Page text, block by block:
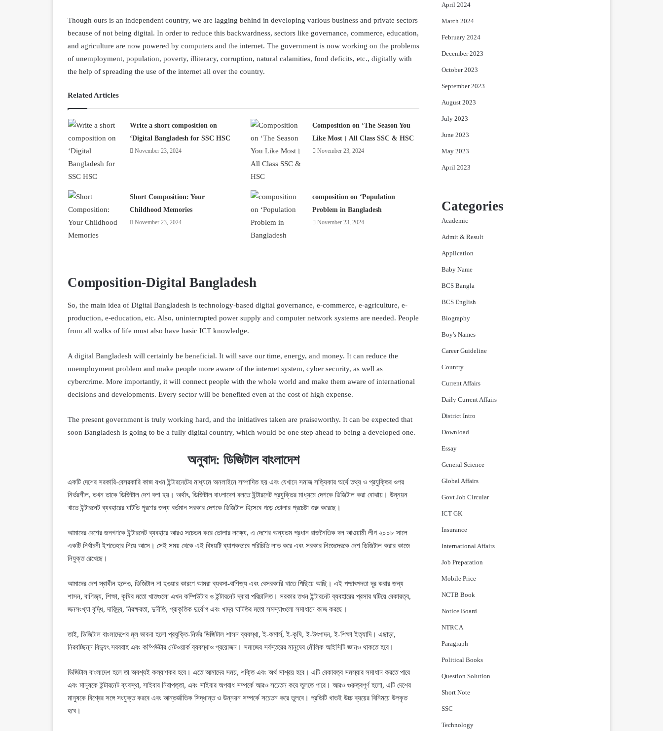
Though ours is an independent country, we are lagging behind in developing various business and private sectors
because of not being digital. In order to reduce this backwardness, sectors like governance, commerce, education,
and agriculture are now powered by computers and the internet. The government is now working on the problems
of unemployment, population, poverty, illiteracy, corruption, natural calamities, food deficits, etc., digitally with
the help of spreading the use of the internet all over the country.
Related Articles
Write a short composition on
‘Digital Bangladesh for SSC HSC
November 23, 2024
Composition on ‘The Season You
Like Most। All Class SSC & HSC
November 23, 2024
Short Composition: Your
Childhood Memories
November 23, 2024
composition on ‘Population
Problem in Bangladesh
November 23, 2024
Composition-Digital Bangladesh
So, the main idea of Digital Bangladesh is technology-based digital governance, e-commerce, e-agriculture, e-
production, e-education, etc. Also, uninterrupted power supply and computer network systems are needed. People
from all walks of life must also have basic ICT knowledge.
A digital Bangladesh will certainly be beneficial. It will save our time, energy, and money. It can reduce the
unemployment problem and make people more aware of the internet system, cyber security, as well as
cybercrime. More importantly, it will connect people with the whole world and make them aware of international
decisions and developments. Every sector will be benefited even at the cost of high expense.
The present government is truly working hard, and the initiatives taken are praiseworthy. It can be expected that
soon Bangladesh is going to be a fully digital country, which would be one step ahead to being a developed one.
অনুবাদ: ডিজিটাল বাংলাদেশ
একটি দেশের সরকারি-বেসরকারি কাজ যখন ইন্টারনেটের মাধ্যমে অনলাইনে সম্পাদিত হয় এবং যেখানে সমাজ সত্যিকার অর্থে তথ্য ও প্রযুক্তির ওপর
নির্ভরশীল, তখন তাকে ডিজিটাল দেশ বলা হয়। অর্থাৎ, ডিজিটাল বাংলাদেশ বলতে ইন্টারনেট প্রযুক্তির মাধ্যমে দেশকে ডিজিটাল করা বোঝায়। উন্নয়ন
খাতে ইন্টারনেট ব্যবহারের ঘাটতি পূরণের জন্য বর্তমান সরকার দেশকে ডিজিটাল হিসেবে গড়ে তোলার প্রচেষ্টা শুরু করেছে।
আমাদের দেশের জনগণকে ইন্টারনেট ব্যবহারে আরও সচেতন করে তোলার লক্ষ্যে, এ দেশের অন্যতম প্রধান রাজনৈতিক দল আওয়ামী লীগ ২০০৮ সালে
একটি নির্বাচনী ইশতেহার নিয়ে আসে। সেই সময় থেকে এই বিষয়টি ব্যাপকভাবে পরিচিতি লাভ করে এবং সরকার নিজেদেরকে দেশ ডিজিটাল করার কাজে
নিযুক্ত রেখেছে।
আমাদের দেশ স্বাধীন হলেও, ডিজিটাল না হওয়ার কারণে আমরা ব্যবসা-বাণিজ্য এবং বেসরকারি খাতে পিছিয়ে আছি। এই পশ্চাৎপদতা দূর করার জন্য
শাসন, বাণিজ্য, শিক্ষা, কৃষির মতো খাতগুলো এখন কম্পিউটার ও ইন্টারনেট দ্বারা পরিচালিত। সরকার তখন ইন্টারনেট ব্যবহারের প্রসার ঘটিয়ে বেকারত্ব,
জনসংখ্যা বৃদ্ধি, দারিদ্র্য, নিরক্ষরতা, দুর্নীতি, প্রাকৃতিক দুর্যোগ এবং খাদ্য ঘাটতির মতো সমস্যাগুলো সমাধানে কাজ করছে।
তাই, ডিজিটাল বাংলাদেশের মূল ভাবনা হলো প্রযুক্তি-নির্ভর ডিজিটাল শাসন ব্যবস্থা, ই-কমার্স, ই-কৃষি, ই-উৎপাদন, ই-শিক্ষা ইত্যাদি। এছাড়া,
নিরবচ্ছিন্ন বিদ্যুৎ সরবরাহ এবং কম্পিউটার নেটওয়ার্ক ব্যবস্থাও প্রয়োজন। সমাজের সর্বস্তরের মানুষের মৌলিক আইসিটি জ্ঞানও থাকতে হবে।
ডিজিটাল বাংলাদেশ হলে তা অবশ্যই কল্যাণকর হবে। এতে আমাদের সময়, শক্তি এবং অর্থ সাশ্রয় হবে। এটি বেকারত্ব সমস্যার সমাধান করতে পারে
এবং মানুষকে ইন্টারনেট ব্যবস্থা, সাইবার নিরাপত্তা, এবং সাইবার অপরাধ সম্পর্কে আরও সচেতন করে তুলতে পারে। আরও গুরুত্বপূর্ণ হলো, এটি দেশের
মানুষকে বিশ্বের সঙ্গে সংযুক্ত করবে এবং আন্তর্জাতিক সিদ্ধান্ত ও উন্নয়ন সম্পর্কে সচেতন করে তুলবে। প্রতিটি খাতই উচ্চ ব্যয়ের বিনিময়ে উপকৃত
হবে।
April 2024
March 2024
February 2024
December 2023
October 2023
September 2023
August 2023
July 2023
June 2023
May 2023
April 2023
Categories
Academic
Admit & Result
Application
Baby Name
BCS Bangla
BCS English
Biography
Boy's Names
Career Guideline
Country
Current Affairs
Daily Current Affairs
District Intro
Download
Essay
General Science
Global Affairs
Govt Job Circular
ICT GK
Insurance
International Affairs
Job Preparation
Mobile Price
NCTB Book
Notice Board
NTRCA
Paragraph
Political Books
Question Solution
Short Note
‍SSC
Technology